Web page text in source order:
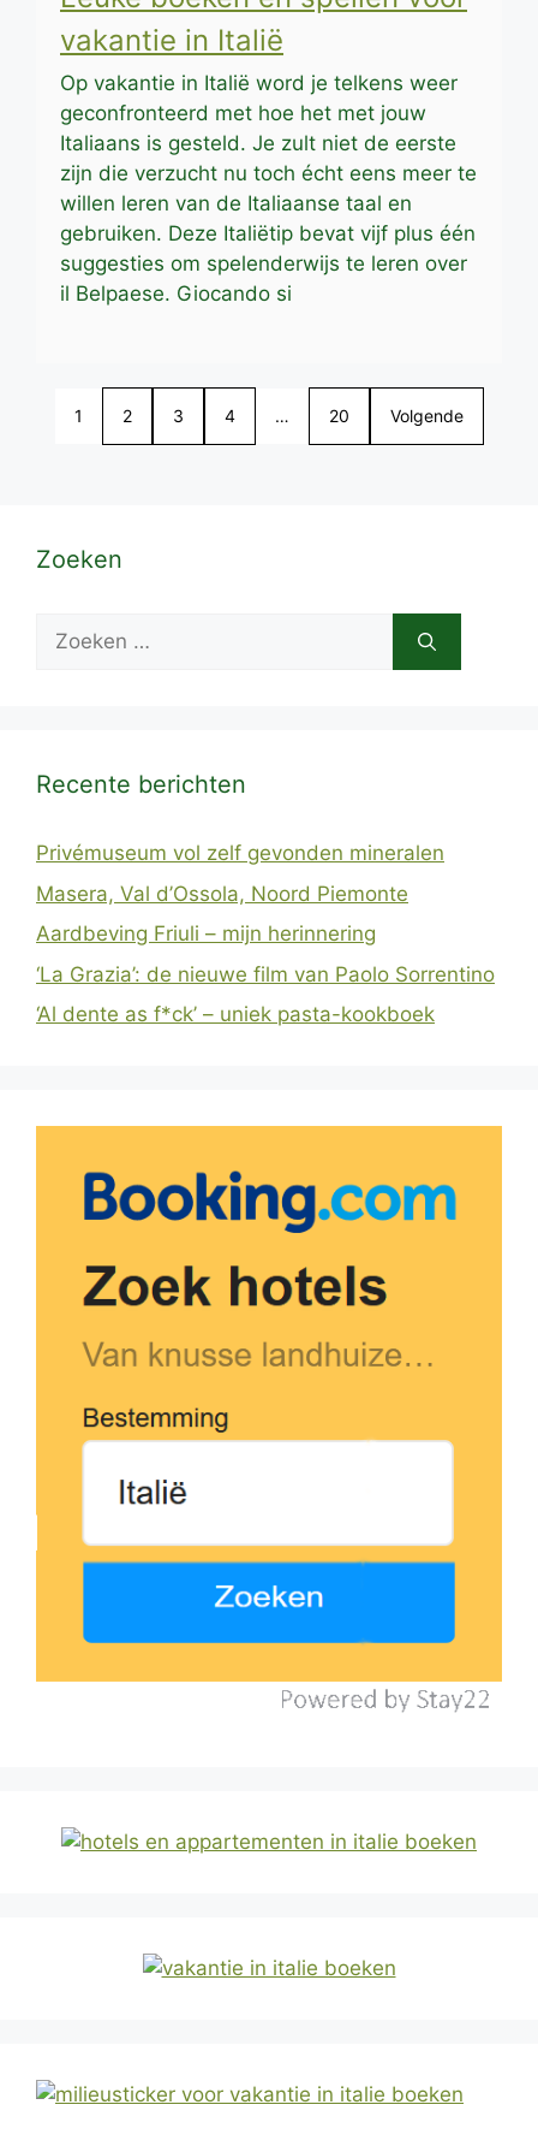
vakantie in Italië
Op vakantie in Italië word je telkens weer
geconfronteerd met hoe het met jouw
Italiaans is gesteld. Je zult niet de eerste
zijn die verzucht nu toch écht eens meer te
willen leren van de Italiaanse taal en
gebruiken. Deze Italiëtip bevat vijf plus één
suggesties om spelenderwijs te leren over
il Belpaese. Giocando si
1 2 3 4 … 20 Volgende
Zoeken
Zoek
Recente berichten
Privémuseum vol zelf gevonden mineralen
Masera, Val d’Ossola, Noord Piemonte
Aardbeving Friuli – mijn herinnering
‘La Grazia’: de nieuwe film van Paolo Sorrentino
‘Al dente as f*ck’ – uniek pasta-kookboek